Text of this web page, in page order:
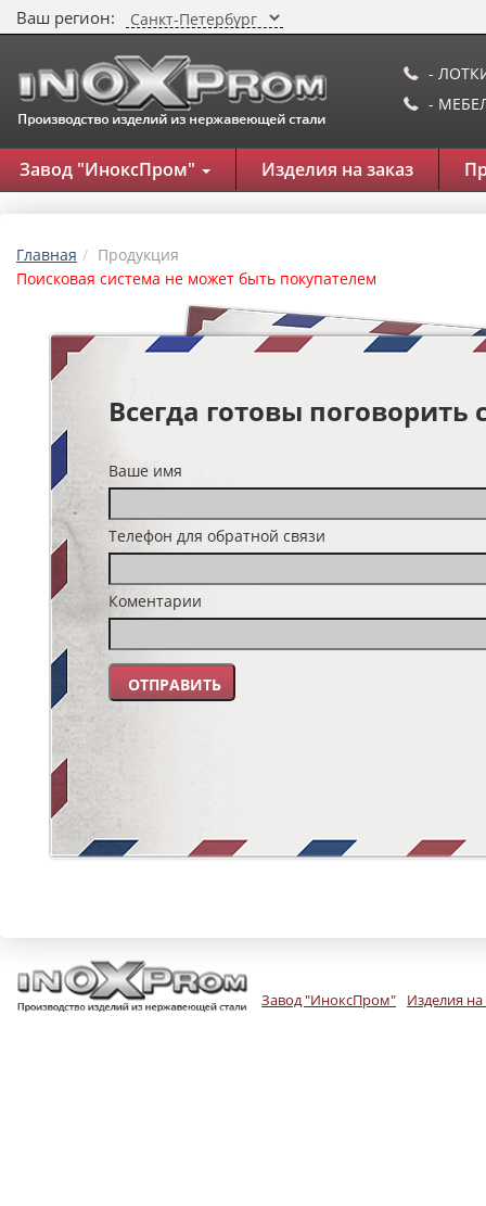
Ваш регион:
-
-
Завод "ИноксПром" Изделия на заказ
Главная
Продукция
Поисковая система не может быть покупателем
Всегда готовы поговорить
Ваше имя
Телефон для обратной связи
Коментарии
Завод "ИноксПром" Изделия на